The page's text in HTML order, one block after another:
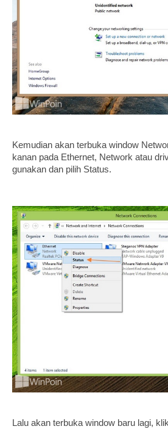
Kemudian akan terbuka window
kanan pada Ethernet, Network atau
gunakan dan pilih Status.
Lalu akan terbuka window baru lagi,